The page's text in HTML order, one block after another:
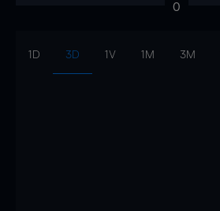
0
1D 3D 1V 1M 3M